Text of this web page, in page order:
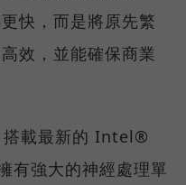
快，而是將原先繁
效，並能確保商業
載最新的 Intel®
強大的神經處理單